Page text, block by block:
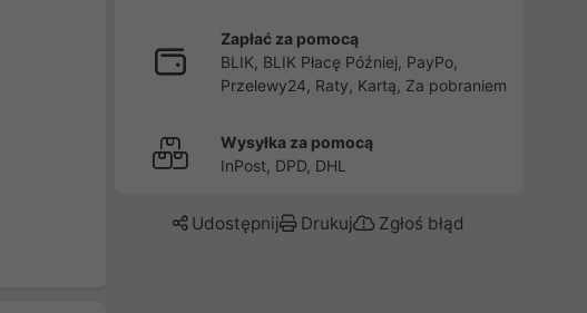
Zapłać za pomocą
BLIK, BLIK Płacę Później, PayPo,
Przelewy24, Raty, Kartą, Za pobraniem
Wysyłka za pomocą
InPost, DPD, DHL
Udostępnij Drukuj Zgłoś błąd